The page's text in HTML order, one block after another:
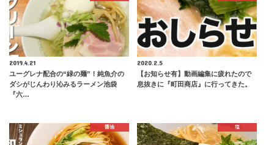
2019.4.21
ユーグレナ配合の“緑の麺”！純魚介の
ダシがじんわり沁みるラーメン池袋
『六…
2020.2.5
【お知らせ有】動画編集に疲れたので
息抜きに『町田商店』に行ってきた。
醤油 塩